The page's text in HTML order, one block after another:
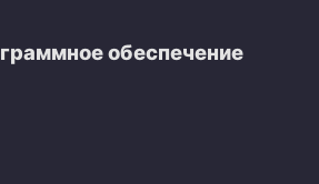
обеспечение